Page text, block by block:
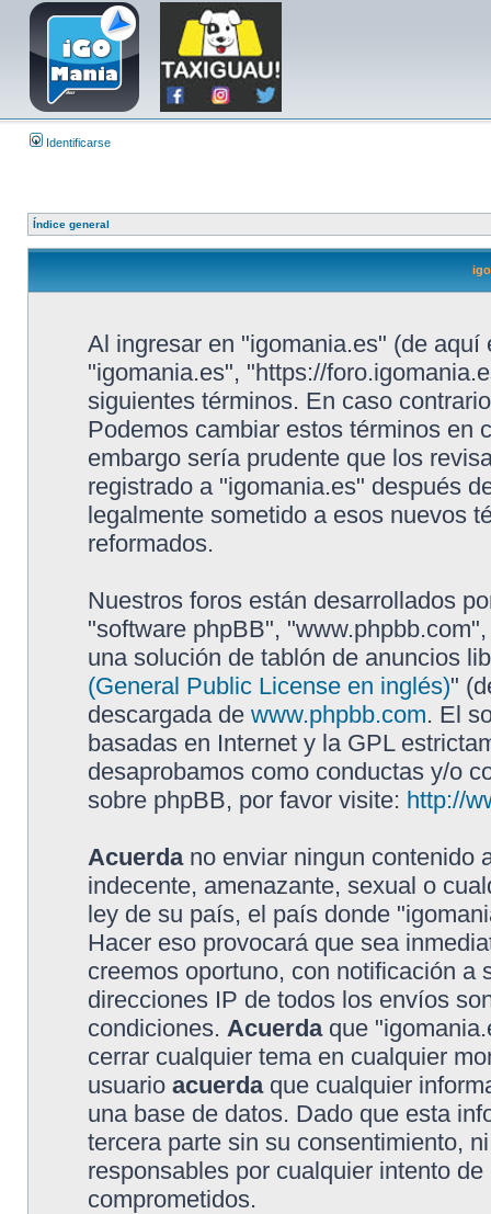
Identificarse
Índice general
Al ingresar en "igomania.es" (de
"igomania.es", "https://
siguientes términos. En caso
Podemos cambiar estos términos en
embargo sería prudente que los
registrado a "igomania.es" después
legalmente sometido a esos nuevos
reformados.
Nuestros foros están desarrollados
"software phpBB",
una solución de tablón de anuncios
(General Public License en inglés)"
descargada de www.phpbb.com. El
basadas en Internet y la GPL
desaprobamos como conductas y/o
sobre phpBB, por favor visite: http://
Acuerdano enviar ningun contenido
indecente, amenazante, sexual o
ley de su país, el país donde
Hacer eso provocará que sea
creemos oportuno, con notificación a
direcciones IP de todos los envíos
condiciones. Acuerdaque
cerrar cualquier tema en cualquier
usuario acuerdaque cualquier
una base de datos. Dado que esta
tercera parte sin su consentimiento,
responsables por cualquier intento
comprometidos.